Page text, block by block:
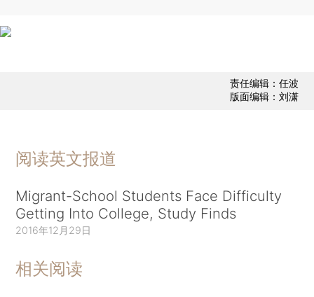
责任编辑：任波
版面编辑：刘潇
阅读英文报道
Migrant-School Students Face Difficulty
Getting Into College, Study Finds
2016年12月29日
相关阅读